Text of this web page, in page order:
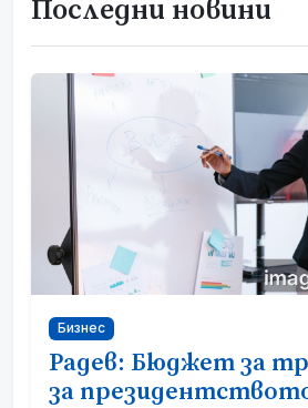
Последни новини
Бизнес
Радев: Бюджет за
за